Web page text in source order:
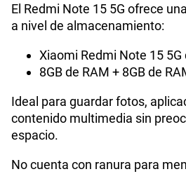
El Redmi Note 15 5G ofrece
a nivel de almacenamiento:
Xiaomi Redmi Note 15 5G
8GB de RAM + 8GB de
Ideal para guardar fotos,
contenido multimedia sin
espacio.
No cuenta con ranura para